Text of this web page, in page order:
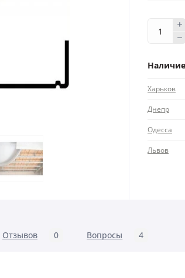
Харьков
Днепр
Одесса
Львов
Отзывов 0 Вопросы 4